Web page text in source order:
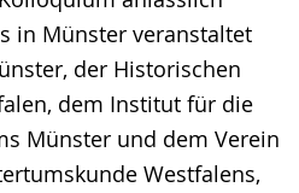
in Münster veranstaltet
der Historischen
dem Institut für die
Münster und dem Verein
Westfalens,